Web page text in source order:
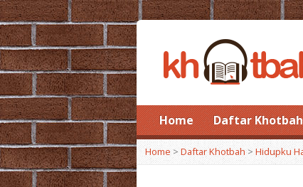
Home Daftar Khotbah
Home > Daftar Khotbah> Hidupku